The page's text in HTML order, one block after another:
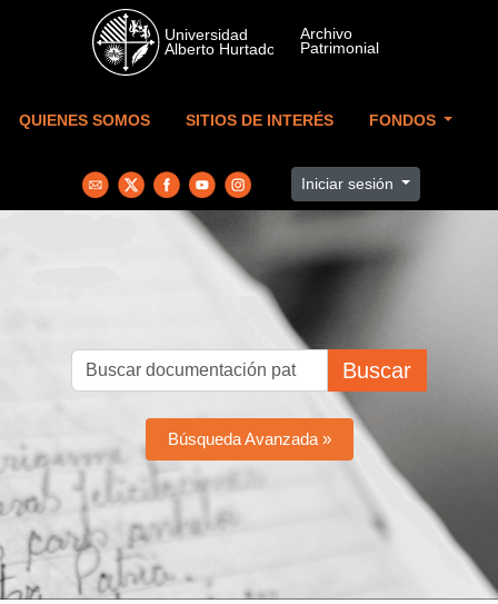
Skip to main content
QUIENES SOMOS SITIOS DE INTERÉS FONDOS
Iniciar sesión
Buscar
Búsqueda Avanzada »